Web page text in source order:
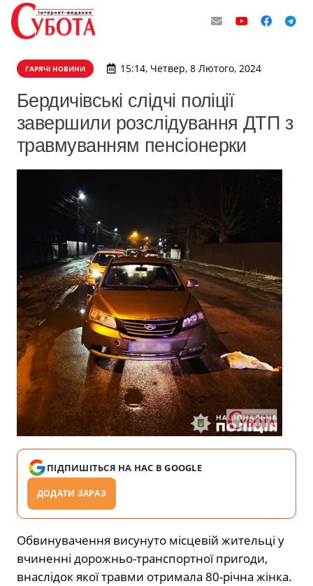
ГАРЯЧІ НОВИНИ 15:14, Четвер, 8 Лютого, 2024
Бердичівські слідчі поліції
завершили розслідування ДТП з
травмуванням пенсіонерки
ПІДПИШІТЬСЯ НА НАС В GOOGLE
ДОДАТИ ЗАРАЗ
Обвинувачення висунуто місцевій жительці у
вчиненні дорожньо-транспортної пригоди,
внаслідок якої травми отримала 80-річна жінка.